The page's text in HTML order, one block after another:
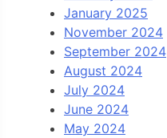
January 2025
November 2024
September 2024
August 2024
July 2024
June 2024
May 2024